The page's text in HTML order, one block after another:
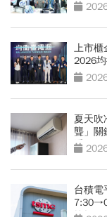
上市櫃
2026
夏天吹
聾」關
看
台積電